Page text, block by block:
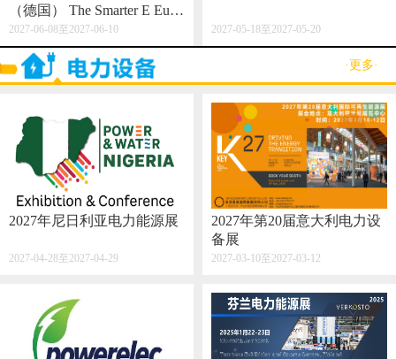
（德国） The Smarter E Euro
pe 2027
2027-06-08至2027-06-10 2027-05-18至2027-05-20
·更多·
2027年尼日利亚电力能源展
2027-04-28至2027-04-29
2027年第20届意大利电力设
备展
2027-03-10至2027-03-12